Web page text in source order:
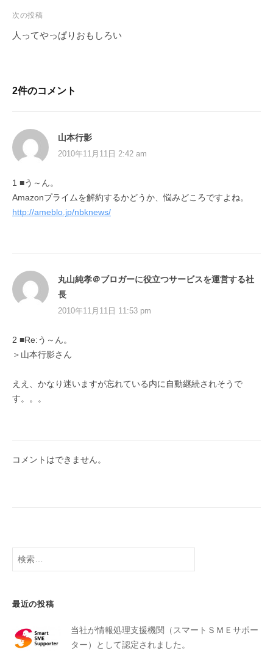
次の投稿
人ってやっぱりおもしろい
2件のコメント
山本行影
2010年11月11日 2:42 am
1 ■う～ん。
Amazonプライムを解約するかどうか、悩みどころですよね。
http://ameblo.jp/nbknews/
丸山純孝＠ブロガーに役立つサービスを運営する社
長
2010年11月11日 11:53 pm
2 ■Re:う～ん。
＞山本行影さん
ええ、かなり迷いますが忘れている内に自動継続されそうで
す。。。
コメントはできません。
最近の投稿
当社が情報処理支援機関（スマートＳＭＥサポー
ター）として認定されました。